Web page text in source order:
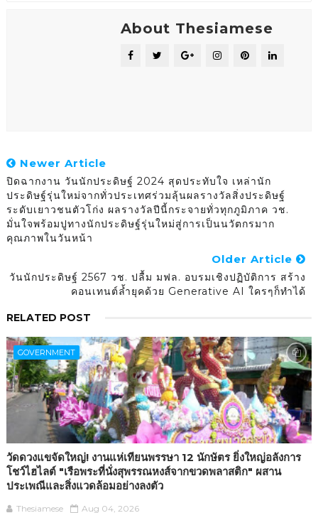
About Thesiamese
Newer Article
ปิดฉากงาน วันนักประดิษฐ์ 2024 สุดประทับใจ เหล่านัก
ประดิษฐ์รุ่นใหม่จากทั่วประเทศร่วมลุ้นผลรางวัลสิ่งประดิษฐ์
ระดับเยาวชนตัวโก่ง ผลรางวัลปีนี้กระจายทั่วทุกภูมิภาค วช.
มั่นใจพร้อมปูทางนักประดิษฐ์รุ่นใหม่สู่การเป็นนวัตกรมาก
คุณภาพในวันหน้า
Older Article
วันนักประดิษฐ์ 2567 วช. ปลื้ม มฟล. อบรมเชิงปฏิบัติการ สร้าง
คอนเทนต์ล้ำยุคด้วย Generative AI ใครๆก็ทำได้
RELATED POST
GOVERNMENT
วัดดวงแขจัดใหญ่! งานแห่เทียนพรรษา 12 นักษัตร ยิ่งใหญ่อลังการ
โชว์ไฮไลต์ "เรือพระที่นั่งสุพรรณหงส์จากขวดพลาสติก" ผสาน
ประเพณีและสิ่งแวดล้อมอย่างลงตัว
Thesiamese Aug 04, 2026